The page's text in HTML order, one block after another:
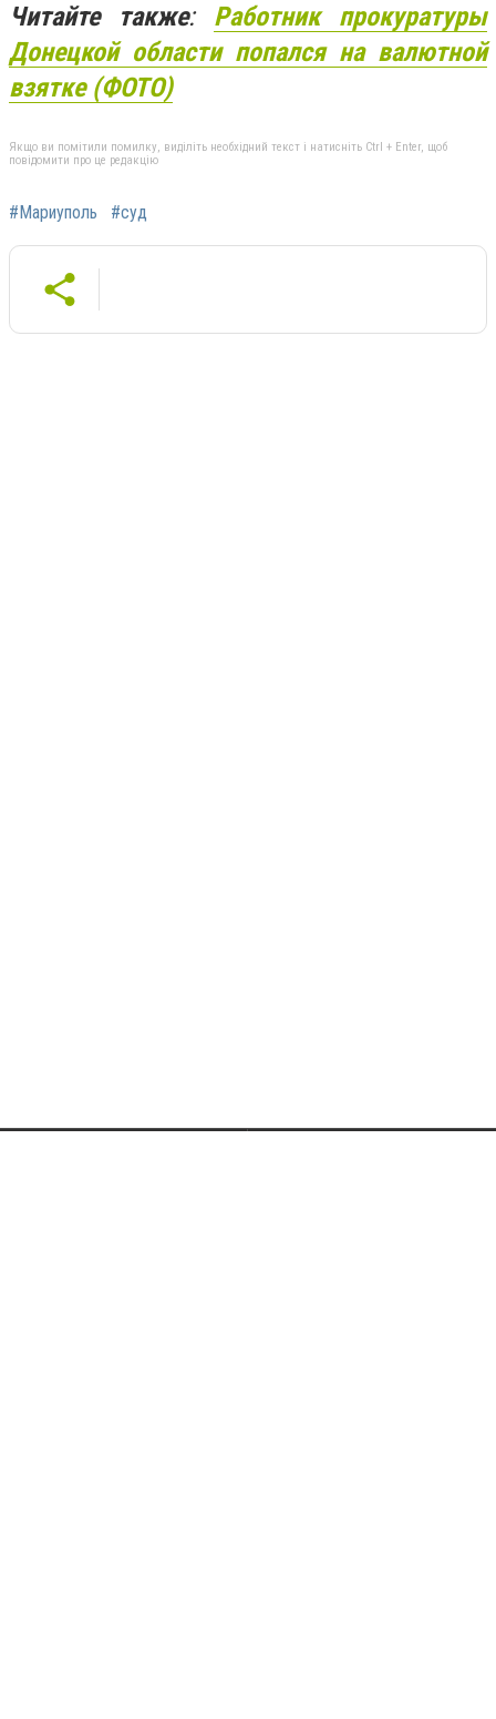
Читайте также: Работник прокуратуры
Донецкой области попался на валютной
взятке (ФОТО)
Якщо ви помітили помилку, виділіть необхідний текст і натисніть Ctrl + Enter, щоб
повідомити про це редакцію
#Мариуполь #суд